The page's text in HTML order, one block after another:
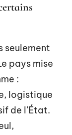
seulement
pays mise
:
logistique
de l’État.